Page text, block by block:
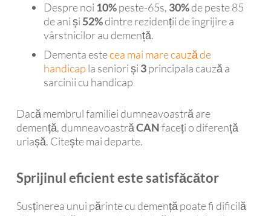
Despre noi 10%peste-65s, 30%de peste 85
de ani și 52%dintre rezidenții de îngrijire a
vârstnicilor au demență.
Dementa estecea mai mare cauză de
handicap la seniori și 3principala cauză a
sarcinii cu handicap.
Dacă membrul familiei dumneavoastră are
demență, dumneavoastrăCANfaceți o diferență
uriașă. Citește mai departe.
Sprijinul eficient este satisfăcător
Susținerea unui părinte cu demență poate fi dificilă